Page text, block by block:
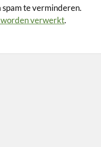
te verminderen.
worden verwerkt.